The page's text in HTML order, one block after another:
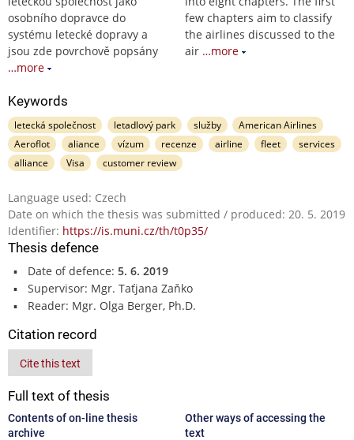
osobního dopravce do
systému letecké dopravy a
jsou zde povrchově popsány
…more
few chapters aim to classify
the airlines discussed to the
air …more
Keywords
letecká společnost letadlový park služby
American Airlines
Aeroflot
aliance vízum recenze airline fleet
services
alliance
Visa customer review
Language used: Czech
Date on which the thesis was submitted / produced: 20. 5. 2019
Identifier: https://is.muni.cz/th/t0p35/
Thesis defence
Date of defence: 5. 6. 2019
Supervisor: Mgr. Taťjana Zaňko
Reader: Mgr. Olga Berger, Ph.D.
Citation record
Cite this text
Full text of thesis
Contents of on-line thesis
archive
Other ways of accessing the
text